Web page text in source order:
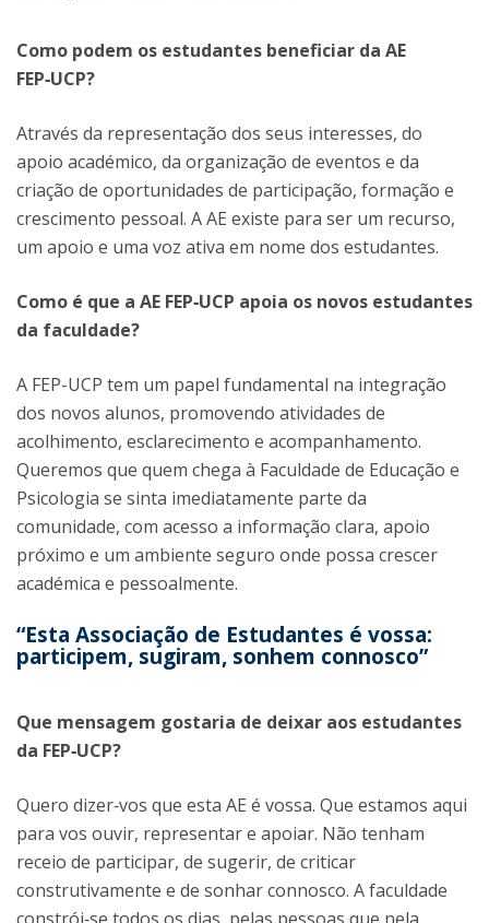
Como podem os estudantes beneficiar da AE
FEP‑UCP?
Através da representação dos seus interesses, do
apoio académico, da organização de eventos e da
criação de oportunidades de participação, formação e
crescimento pessoal. A AE existe para ser um recurso,
um apoio e uma voz ativa em nome dos estudantes.
Como é que a AE FEP‑UCP apoia os novos estudantes
da faculdade?
A FEP-UCP tem um papel fundamental na integração
dos novos alunos, promovendo atividades de
acolhimento, esclarecimento e acompanhamento.
Queremos que quem chega à Faculdade de Educação e
Psicologia se sinta imediatamente parte da
comunidade, com acesso a informação clara, apoio
próximo e um ambiente seguro onde possa crescer
académica e pessoalmente.
“Esta Associação de Estudantes é vossa:
participem, sugiram, sonhem connosco”
Que mensagem gostaria de deixar aos estudantes
da FEP‑UCP?
Quero dizer‑vos que esta AE é vossa. Que estamos aqui
para vos ouvir, representar e apoiar. Não tenham
receio de participar, de sugerir, de criticar
construtivamente e de sonhar connosco. A faculdade